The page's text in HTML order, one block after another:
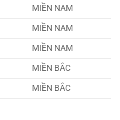
MIỀN NAM
MIỀN NAM
MIỀN NAM
MIỀN BẮC
MIỀN BẮC